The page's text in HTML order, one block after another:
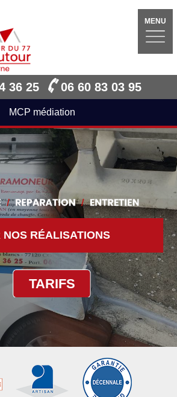
MENU
36 25 06 60 83 03 95
MCP médiation
NOS RÉALISATIONS
TARIFS